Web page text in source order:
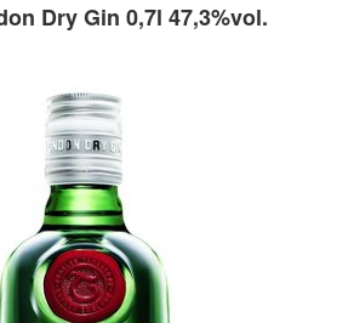
Dry Gin 0,7l 47,3%vol.